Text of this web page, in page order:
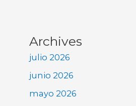
Archives
julio 2026
junio 2026
mayo 2026